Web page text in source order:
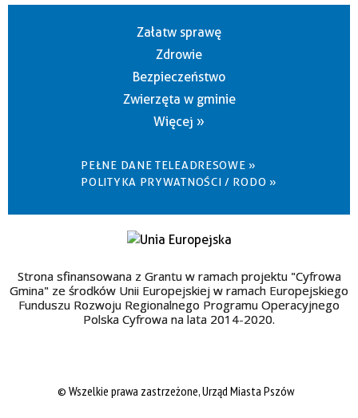
Załatw sprawę
Zdrowie
Bezpieczeństwo
Zwierzęta w gminie
Więcej »
PEŁNE DANE TELEADRESOWE »
POLITYKA PRYWATNOŚCI / RODO »
Strona sfinansowana z Grantu w ramach projektu "Cyfrowa
Gmina" ze środków Unii Europejskiej w ramach Europejskiego
Funduszu Rozwoju Regionalnego Programu Operacyjnego
Polska Cyfrowa na lata 2014-2020.
© Wszelkie prawa zastrzeżone, Urząd Miasta Pszów